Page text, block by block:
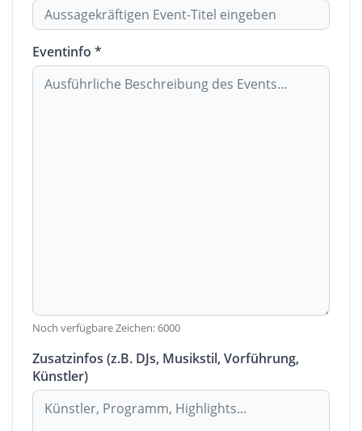
Eventinfo *
Noch verfügbare Zeichen:6000
Zusatzinfos (z.B. DJs, Musikstil, Vorführung,
Künstler)